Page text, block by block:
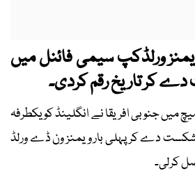
ورلڈکپ سیمی فائنل میں
کر تاریخ رقم کردی۔
میں جنوبی افریقا نے انگلینڈ کو یکطرفہ
125 رنز سے شکست دے کر پہلی بار ویمنز ون ڈے ورلڈ
کرلی۔